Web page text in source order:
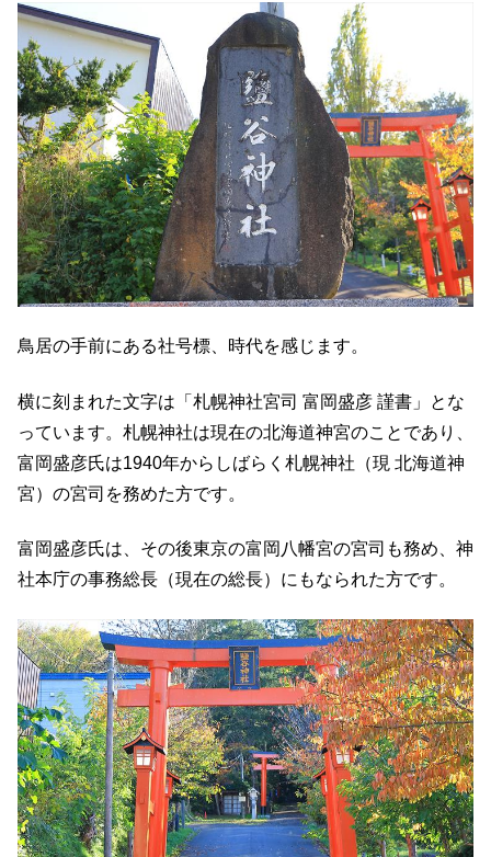
鳥居の手前にある社号標、時代を感じます。
横に刻まれた文字は「札幌神社宮司 富岡盛彦 謹書」とな
っています。札幌神社は現在の北海道神宮のことであり、
富岡盛彦氏は1940年からしばらく札幌神社（現 北海道神
宮）の宮司を務めた方です。
富岡盛彦氏は、その後東京の富岡八幡宮の宮司も務め、神
社本庁の事務総長（現在の総長）にもなられた方です。